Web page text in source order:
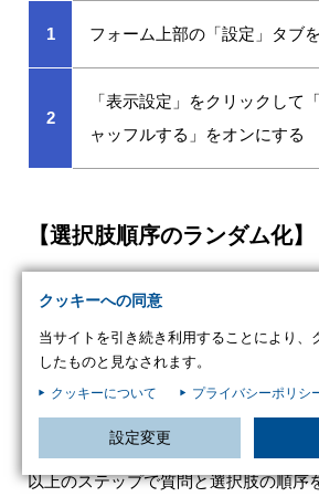
1 フォーム上部の「設定」タブ
2
「表示設定」をクリックして
ャッフルする」をオンにする
【選択肢順序のランダム化】
編集画面右下にある三点リー
以上のステップで質問と選択肢の順序
クッキーへの同意
当サイトを引き続き利用することにより、
したものと見なされます。
クッキーについて プライバシーポリシ
設定変更